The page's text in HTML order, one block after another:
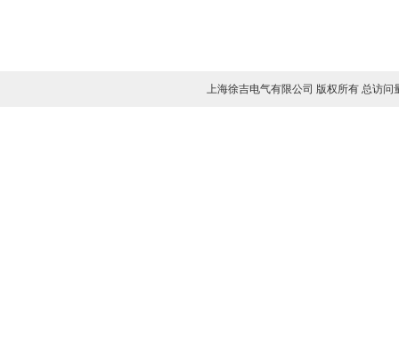
上海徐吉电气有限公司 版权所有 总访问